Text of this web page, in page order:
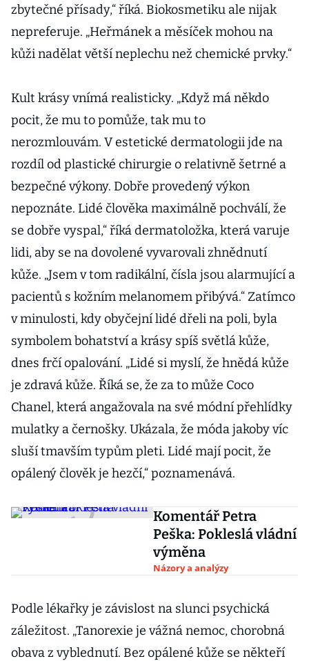
zbytečné přísady,“ říká. Biokosmetiku ale nijak
nepreferuje. „Heřmánek a měsíček mohou na
kůži nadělat větší neplechu než chemické prvky.“
Kult krásy vnímá realisticky. „Když má někdo
pocit, že mu to pomůže, tak mu to
nerozmlouvám. V estetické dermatologii jde na
rozdíl od plastické chirurgie o relativně šetrné a
bezpečné výkony. Dobře provedený výkon
nepoznáte. Lidé člověka maximálně pochválí, že
se dobře vyspal,“ říká dermatoložka, která varuje
lidi, aby se na dovolené vyvarovali zhnědnutí
kůže. „Jsem v tom radikální, čísla jsou alarmující a
pacientů s kožním melanomem přibývá.“ Zatímco
v minulosti, kdy obyčejní lidé dřeli na poli, byla
symbolem bohatství a krásy spíš světlá kůže,
dnes frčí opalování. „Lidé si myslí, že hnědá kůže
je zdravá kůže. Říká se, že za to může Coco
Chanel, která angažovala na své módní přehlídky
mulatky a černošky. Ukázala, že móda jakoby víc
sluší tmavším typům pleti. Lidé mají pocit, že
opálený člověk je hezčí,“ poznamenává.
Komentář Petra
Peška: Pokleslá vládní
výměna
Názory a analýzy
Podle lékařky je závislost na slunci psychická
záležitost. „Tanorexie je vážná nemoc, chorobná
obava z vyblednutí. Bez opálené kůže se někteří